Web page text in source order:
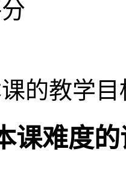
的教学目
课难度